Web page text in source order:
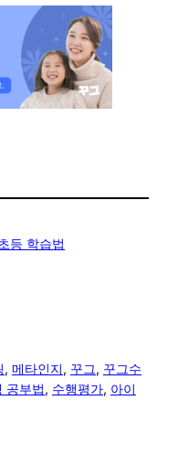
등 학습법
, 메타인지, 꾸그, 꾸그수
공부법, 수행평가, 아이